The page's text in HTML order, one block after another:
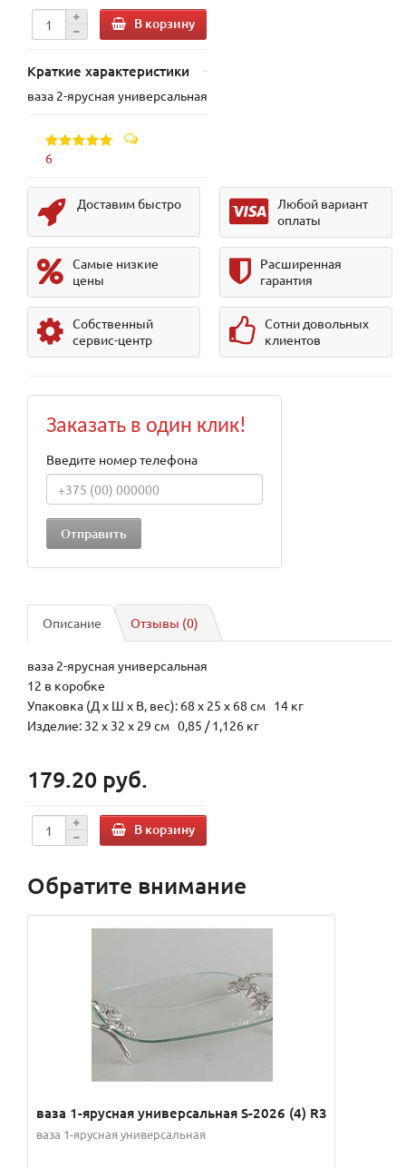
В корзину
Краткие характеристики
ваза 2-ярусная универсальная
6
Доставим быстро
Любой вариант
оплаты
Самые низкие
цены
Расширенная
гарантия
Собственный
сервис-центр
Сотни довольных
клиентов
Заказать в один клик!
Введите номер телефона
Описание Отзывы (0)
ваза 2-ярусная универсальная
12 в коробке
Упаковка (Д х Ш х В, вес): 68 x 25 x 68 см 14 кг
Изделие: 32 x 32 x 29 см 0,85 / 1,126 кг
179.20 руб.
В корзину
Обратите внимание
ваза 1-ярусная универсальная S-2026 (4) R3
ваза 1-ярусная универсальная